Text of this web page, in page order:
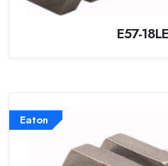
E57-
Eaton